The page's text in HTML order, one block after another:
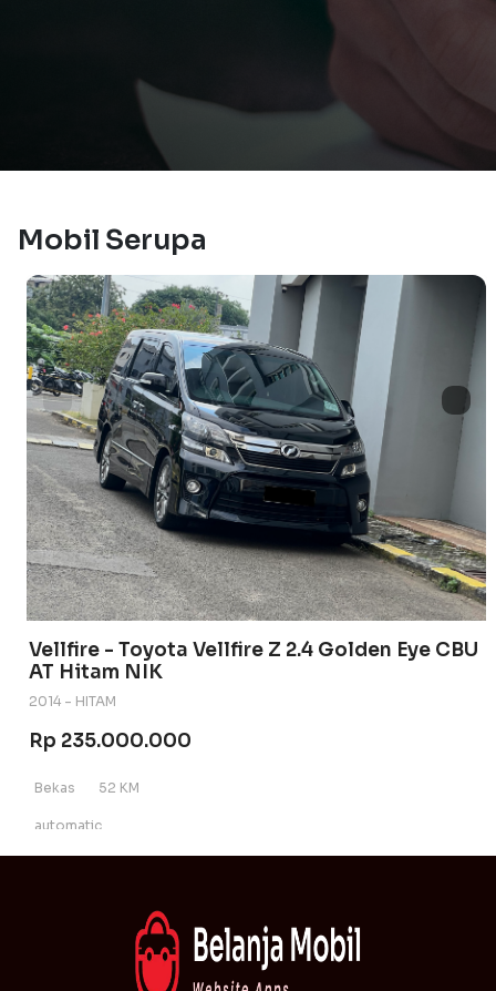
Mobil Serupa
Vellfire - Toyota Vellfire Z 2.4 Golden Eye CBU
AT Hitam NIK
2014 - HITAM
Rp 235.000.000
Bekas 52 KM
automatic